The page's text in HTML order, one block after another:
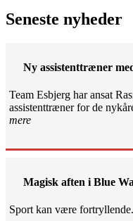
Seneste nyheder
Ny assistenttræner
Team Esbjerg har ansat
assistenttræner for de
mere
Magisk aften i Blue
Sport kan være